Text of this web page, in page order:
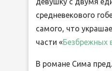
средневекового
самого, что
части «Безбрежных
В романе Сима